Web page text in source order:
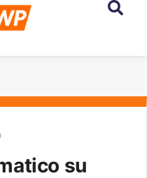
su